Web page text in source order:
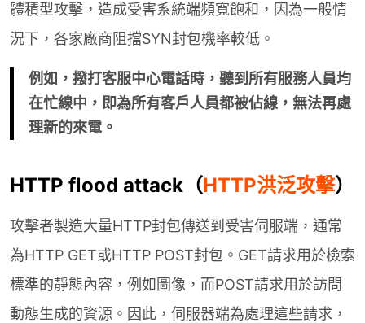
體積型攻擊，造成受害系統端頻寬飽和，因為一般情
況下，各家廠商阻擋SYN封包機率較低。
例如，撥打客服中心電話時，聽到所有服務人員均
在忙線中，即為所有客戶人員都被佔線，無法再處
理新的來電。
HTTP flood attack（HTTP洪泛攻擊）
攻擊者製造大量HTTP封包傳送到受害伺服端，通常
為HTTP GET或HTTP POST封包。GET請求用於檢索
標準的靜態內容，例如圖像，而POST請求用於訪問
動態生成的資源。因此，伺服器端為處理這些請求，